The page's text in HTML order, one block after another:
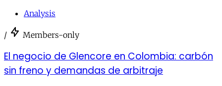
Analysis
/ Members-only
El negocio de Glencore en Colombia: carbón
sin freno y demandas de arbitraje